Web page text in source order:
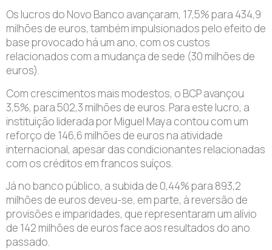
Os lucros do Novo Banco avançaram, 17,5% para 434,9
milhões de euros, também impulsionados pelo efeito de
base provocado há um ano, com os custos
relacionados com a mudança de sede (30 milhões de
euros).
Com crescimentos mais modestos, o BCP avançou
3,5%, para 502,3 milhões de euros. Para este lucro, a
instituição liderada por Miguel Maya contou com um
reforço de 146,6 milhões de euros na atividade
internacional, apesar das condicionantes relacionadas
com os créditos em francos suíços.
Já no banco público, a subida de 0,44% para 893,2
milhões de euros deveu-se, em parte, à reversão de
provisões e imparidades, que representaram um alívio
de 142 milhões de euros face aos resultados do ano
passado.